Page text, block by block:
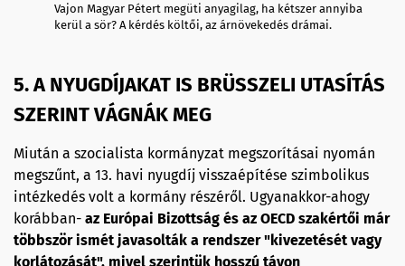
Vajon Magyar Pétert megüti anyagilag, ha kétszer annyiba
kerül a sör? A kérdés költői, az árnövekedés drámai.
5. A NYUGDÍJAKAT IS BRÜSSZELI UTASÍTÁS
SZERINT VÁGNÁK MEG
Miután a szocialista kormányzat megszorításai nyomán
megszűnt, a 13. havi nyugdíj visszaépítése szimbolikus
intézkedés volt a kormány részéről. Ugyanakkor-ahogy
korábban- az Európai Bizottság és az OECD szakértői már
többször ismét javasolták a rendszer "kivezetését vagy
korlátozását", mivel szerintük hosszú távon